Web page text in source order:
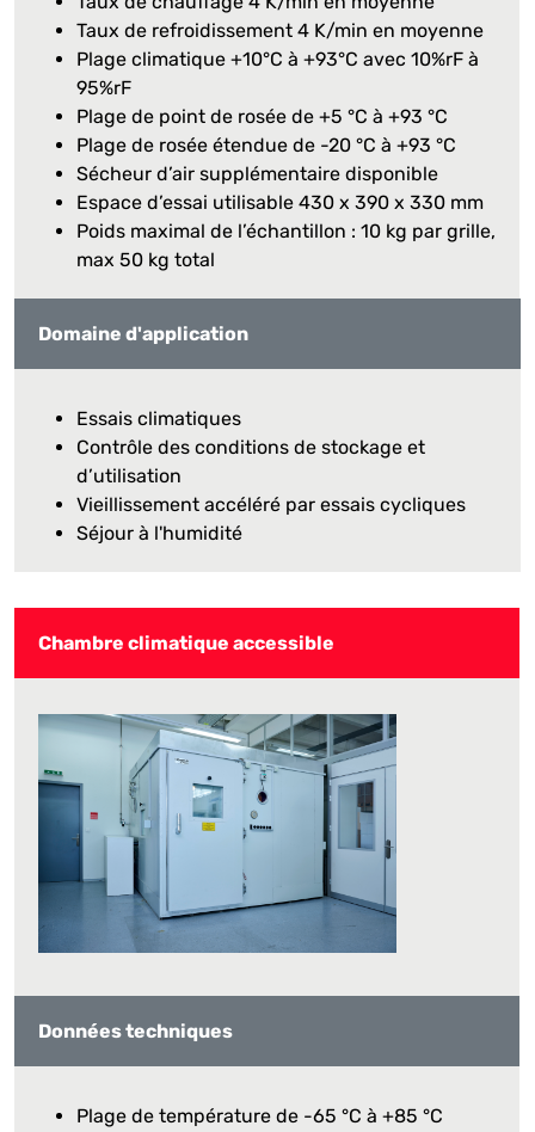
Taux de refroidissement 4 K/min en moyenne
Plage climatique +10°C à +93°C avec 10%rF à
95%rF
Plage de point de rosée de +5 °C à +93 °C
Plage de rosée étendue de -20 °C à +93 °C
Sécheur d’air supplémentaire disponible
Espace d’essai utilisable 430 x 390 x 330 mm
Poids maximal de l’échantillon : 10 kg par grille,
max 50 kg total
Domaine d'application
Essais climatiques
Contrôle des conditions de stockage et
d’utilisation
Vieillissement accéléré par essais cycliques
Séjour à l'humidité
Chambre climatique accessible
Données techniques
Plage de température de -65 °C à +85 °C